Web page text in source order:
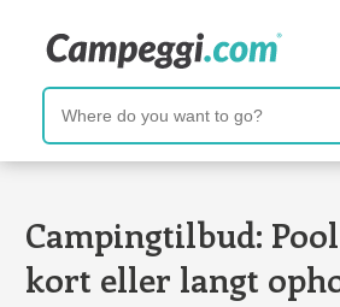
Campingtilbud:
kort eller langt